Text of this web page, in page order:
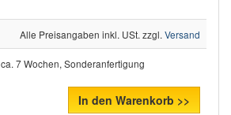
Alle Preisangaben inkl. USt. zzgl. Versand
ca. 7 Wochen, Sonderanfertigung
In den Warenkorb >>